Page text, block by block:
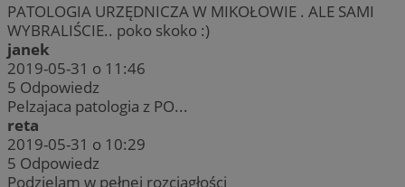
PATOLOGIA URZĘDNICZA W MIKOŁOWIE . ALE SAMI
WYBRALIŚCIE.. poko skoko :)
janek
2019-05-31 o 11:46
5 Odpowiedz
Pelzajaca patologia z PO...
reta
2019-05-31 o 10:29
5 Odpowiedz
Podzielam w pełnej rozciągłości